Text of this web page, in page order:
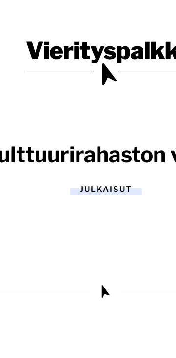
Vierityspalkki.fi
JULKAISUT